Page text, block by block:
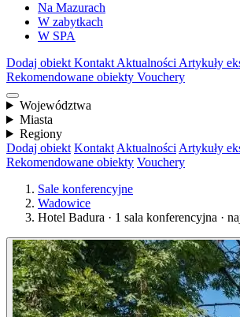
Na Mazurach
W zabytkach
W SPA
Dodaj obiekt Kontakt Aktualności Artykuły
Rekomendowane obiekty Vouchery
Województwa
Miasta
Regiony
Dodaj obiekt Kontakt Aktualności Artykuły
Rekomendowane obiekty Vouchery
Sale konferencyjne
Wadowice
Hotel Badura · 1 sala konferencyjna ·